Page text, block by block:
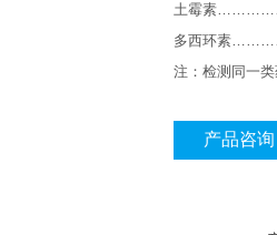
土霉素
多西环素
注：检测同一
产品咨询